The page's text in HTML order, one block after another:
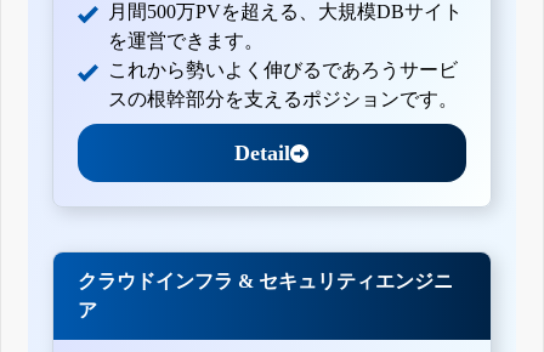
月間500万PVを超える、大規模DBサイト
を運営できます。
これから勢いよく伸びるであろうサービ
スの根幹部分を支えるポジションです。
Detail
クラウドインフラ & セキュリティエンジニ
ア